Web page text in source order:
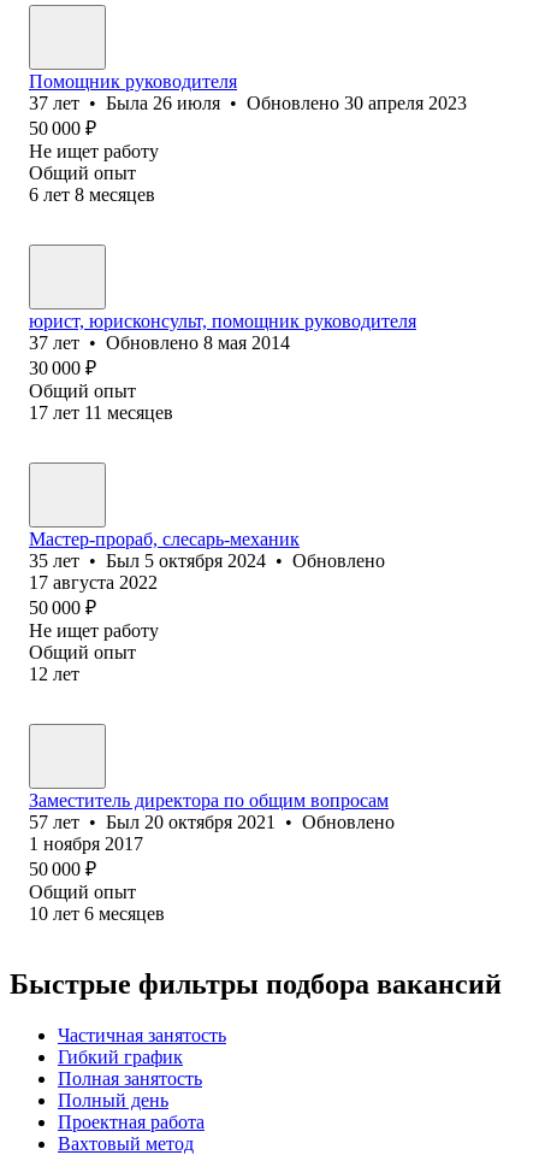
Помощник руководителя
37 лет • Была 26 июля • Обновлено 30 апреля 2023
50 000 ₽
Не ищет работу
Общий опыт
6 лет 8 месяцев
юрист, юрисконсульт, помощник руководителя
37 лет • Обновлено 8 мая 2014
30 000 ₽
Общий опыт
17 лет 11 месяцев
Мастер-прораб, слесарь-механик
35 лет • Был 5 октября 2024 • Обновлено
17 августа 2022
50 000 ₽
Не ищет работу
Общий опыт
12 лет
Заместитель директора по общим вопросам
57 лет • Был 20 октября 2021 • Обновлено
1 ноября 2017
50 000 ₽
Общий опыт
10 лет 6 месяцев
Быстрые фильтры подбора вакансий
Частичная занятость
Гибкий график
Полная занятость
Полный день
Проектная работа
Вахтовый метод